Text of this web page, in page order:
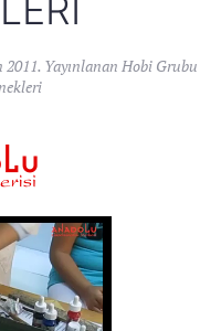
2011. Yayınlanan Hobi Grubu